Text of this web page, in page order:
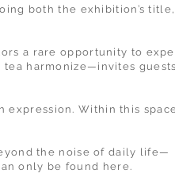
both the exhibition’s
a rare opportunity to
harmonize—invites
Within this
the noise of daily life—
only be found here.